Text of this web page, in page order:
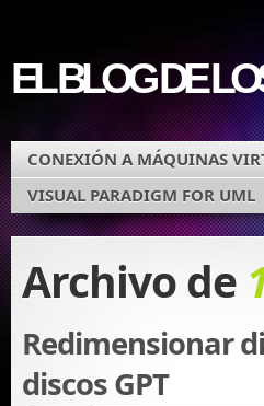
EL BLOG DE
CONEXIÓN A MÁQUINAS
VISUAL PARADIGM FOR UML
Archivo de
Redimensionar
discos GPT